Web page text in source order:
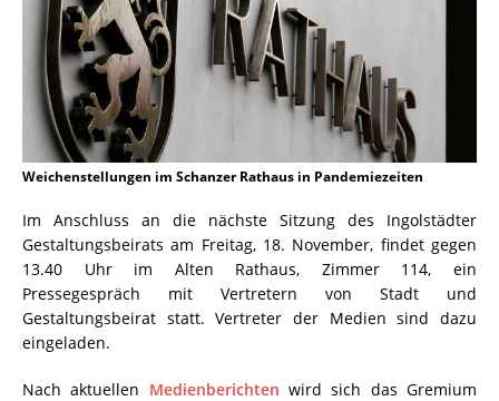
Weichenstellungen im Schanzer Rathaus in Pandemiezeiten
Im Anschluss an die nächste Sitzung des Ingolstädter
Gestaltungsbeirats am Freitag, 18. November, findet gegen
13.40 Uhr im Alten Rathaus, Zimmer 114, ein
Pressegespräch mit Vertretern von Stadt und
Gestaltungsbeirat statt. Vertreter der Medien sind dazu
eingeladen.
Nach aktuellen Medienberichten wird sich das Gremium